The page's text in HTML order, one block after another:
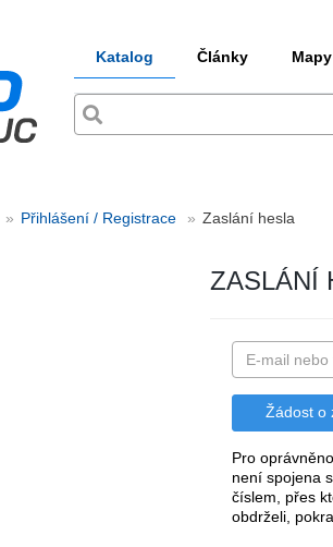
Katalog Články Mapy
Přihlášení / Registrace Zaslání hesla
ZASLÁNÍ
Pro
není spojena
číslem, přes
obdrželi,